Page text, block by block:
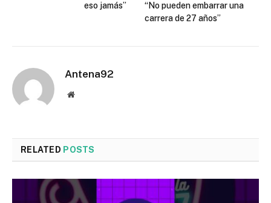
eso jamás”
“No pueden embarrar una
carrera de 27 años”
Antena92
Website
RELATED POSTS